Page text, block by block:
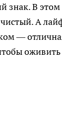
знак. В этом
А
—